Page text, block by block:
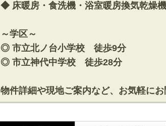
◆ 床暖房・食洗機・浴室暖房換気乾燥
～学区～
◎ 市立北ノ台小学校 徒歩9分
◎ 市立神代中学校 徒歩28分
物件詳細や現地ご案内など、お気軽にお